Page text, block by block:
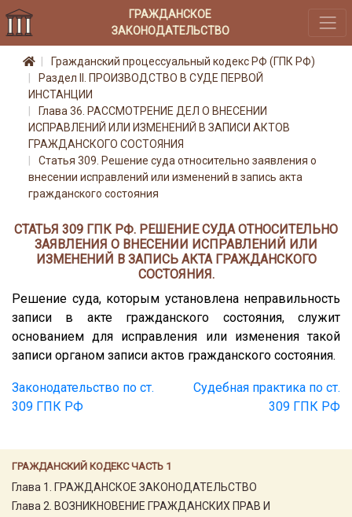
ГРАЖДАНСКОЕ
ЗАКОНОДАТЕЛЬСТВО
ГРАЖДАНСКИЙ КОДЕКС ЧАСТЬ 1
Глава 1. ГРАЖДАНСКОЕ ЗАКОНОДАТЕЛЬСТВО
Глава 2. ВОЗНИКНОВЕНИЕ ГРАЖДАНСКИХ ПРАВ И
Гражданский процессуальный кодекс РФ (ГПК РФ)
Раздел II. ПРОИЗВОДСТВО В СУДЕ ПЕРВОЙ
ИНСТАНЦИИ
Глава 36. РАССМОТРЕНИЕ ДЕЛ О ВНЕСЕНИИ
ИСПРАВЛЕНИЙ ИЛИ ИЗМЕНЕНИЙ В ЗАПИСИ АКТОВ
ГРАЖДАНСКОГО СОСТОЯНИЯ
Статья 309. Решение суда относительно заявления о
внесении исправлений или изменений в запись акта
гражданского состояния
СТАТЬЯ 309 ГПК РФ. РЕШЕНИЕ СУДА ОТНОСИТЕЛЬНО
ЗАЯВЛЕНИЯ О ВНЕСЕНИИ ИСПРАВЛЕНИЙ ИЛИ
ИЗМЕНЕНИЙ В ЗАПИСЬ АКТА ГРАЖДАНСКОГО
СОСТОЯНИЯ.
Решение суда, которым установлена неправильность
записи в акте гражданского состояния, служит
основанием для исправления или изменения такой
записи органом записи актов гражданского состояния.
Законодательство по ст.
309 ГПК РФ
Судебная практика по ст.
309 ГПК РФ